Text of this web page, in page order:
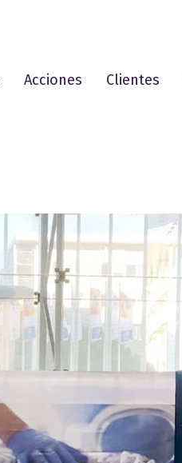
Acciones Clientes